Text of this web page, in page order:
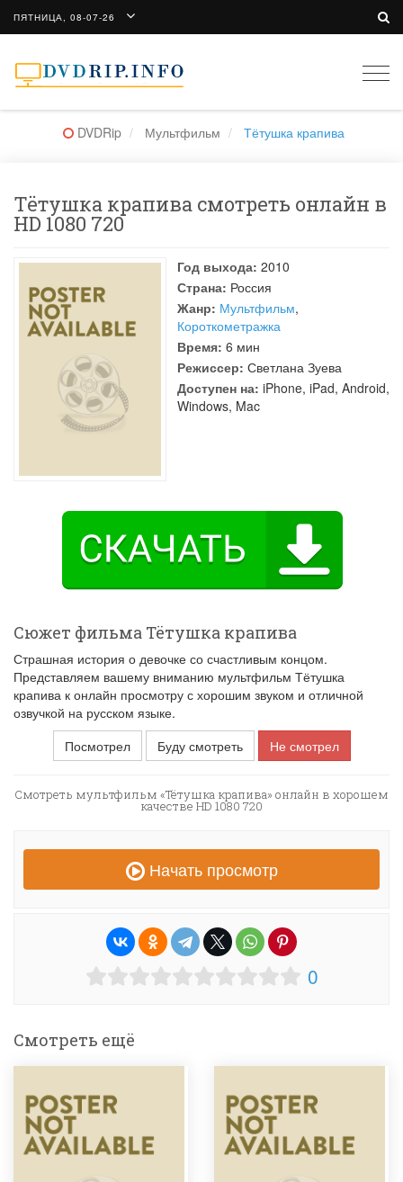
ПЯТНИЦА, 08-07-26
DVDRip Мультфильм Тётушка крапива
Тётушка крапива смотреть онлайн в
HD 1080 720
Год выхода: 2010
Страна: Россия
Жанр: Мультфильм,
Короткометражка
Время: 6 мин
Режиссер: Светлана Зуева
Доступен на: iPhone, iPad, Android,
Windows, Mac
Сюжет фильма Тётушка крапива
Страшная история о девочке со счастливым концом.
Представляем вашему вниманию мультфильм Тётушка
крапива к онлайн просмотру с хорошим звуком и отличной
озвучкой на русском языке.
Посмотрел
Буду смотреть Не смотрел
Смотреть мультфильм «Тётушка крапива» онлайн в хорошем
качестве HD 1080 720
Начать просмотр
0
Смотреть ещё